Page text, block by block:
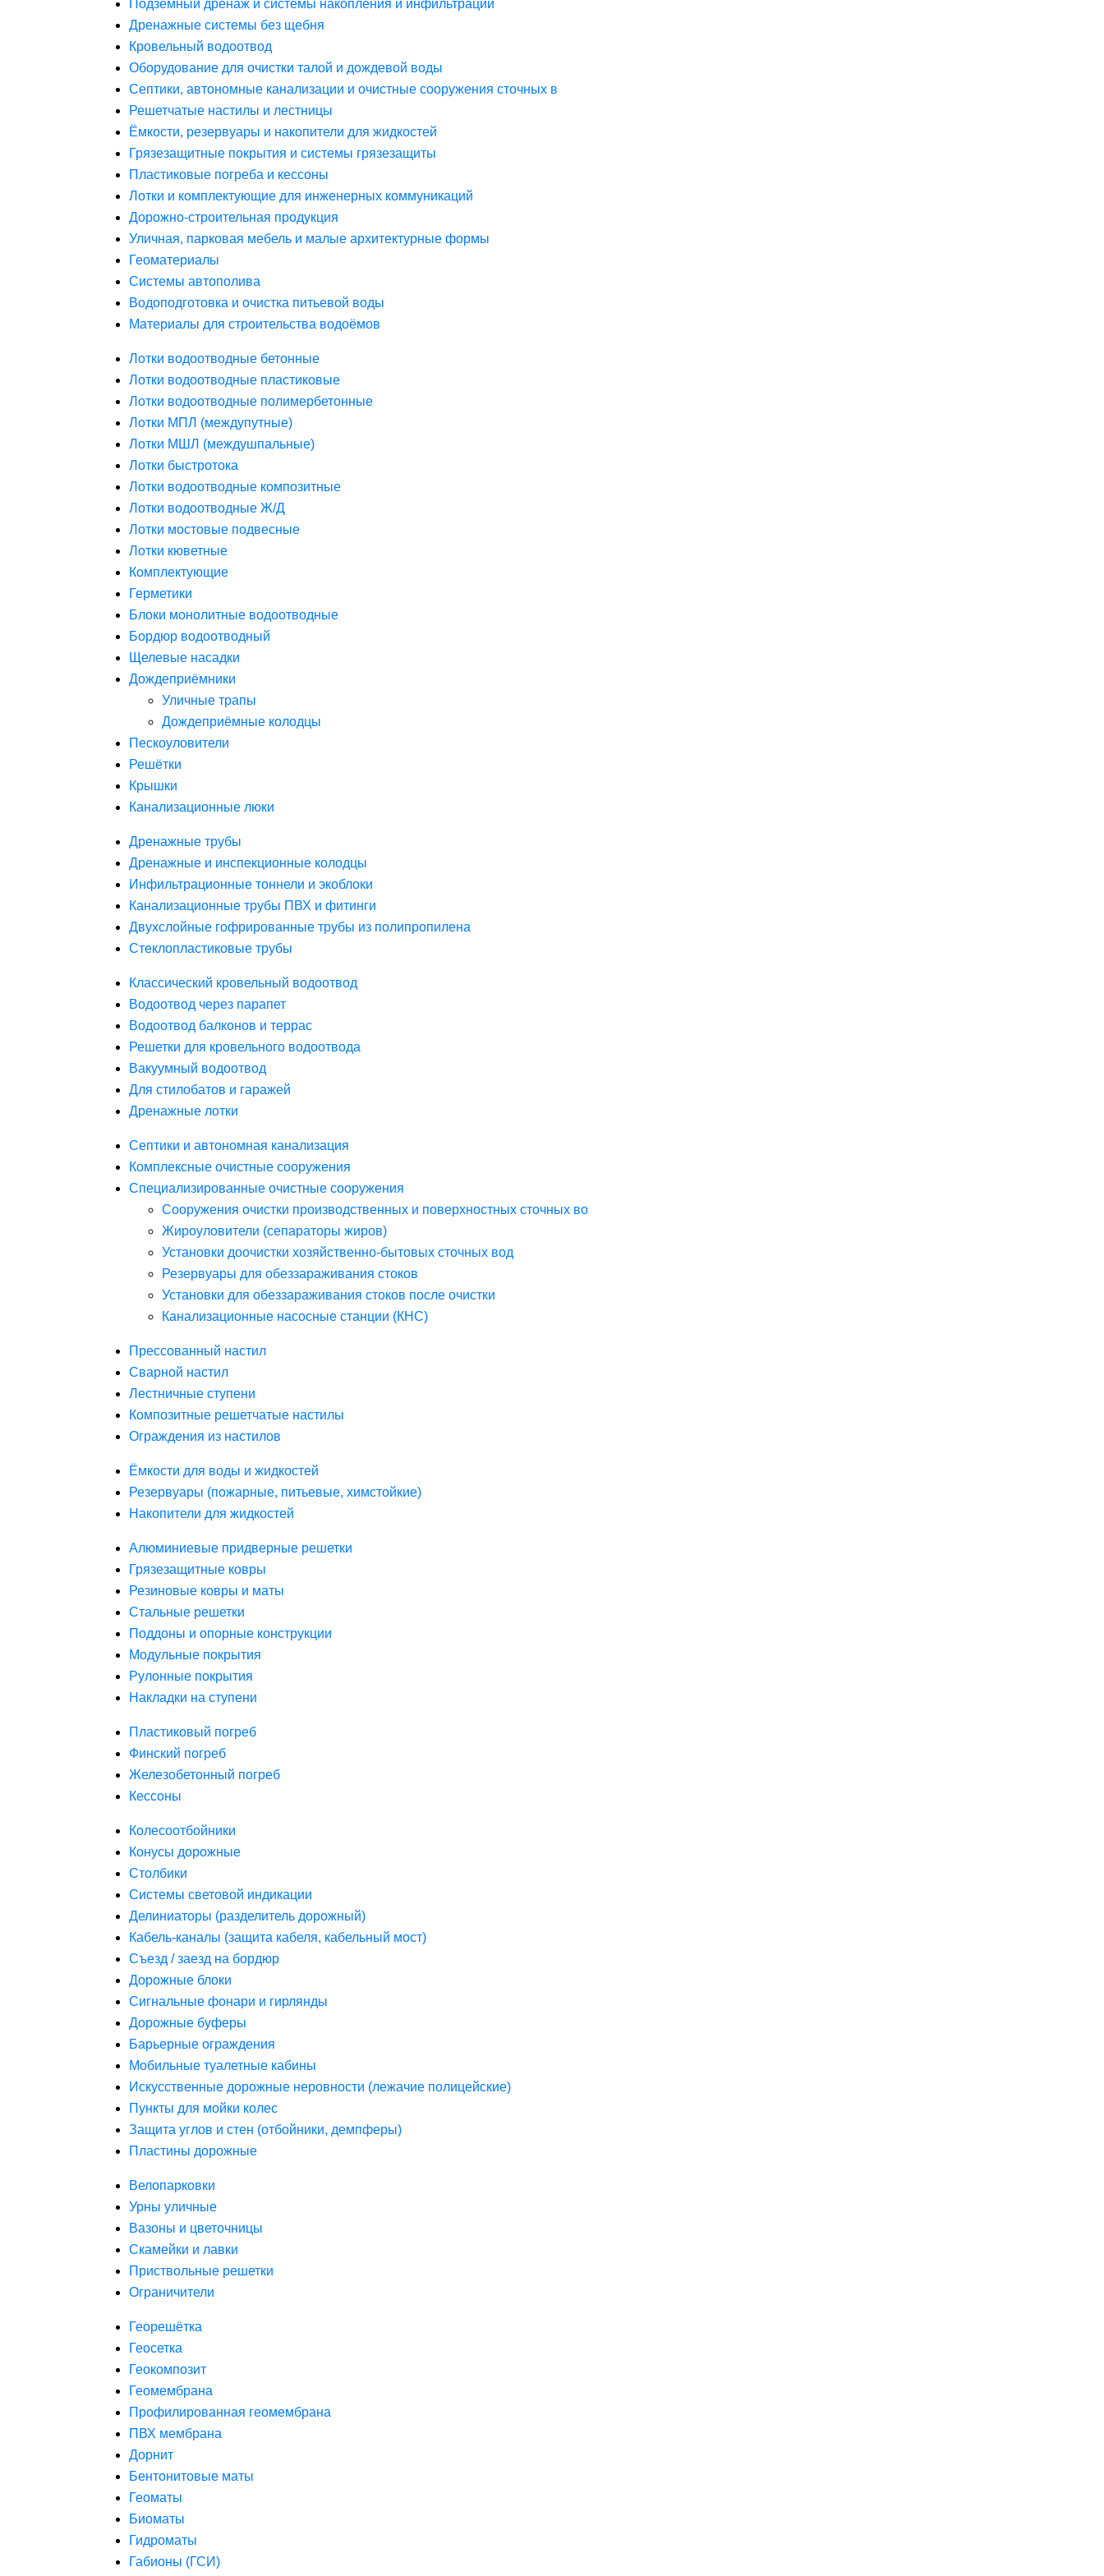
Подземный дренаж и системы накопления и инфильтрации
Дренажные системы без щебня
Кровельный водоотвод
Оборудование для очистки талой и дождевой воды
Септики, автономные канализации и очистные сооружения сточных в
Решетчатые настилы и лестницы
Ёмкости, резервуары и накопители для жидкостей
Грязезащитные покрытия и системы грязезащиты
Пластиковые погреба и кессоны
Лотки и комплектующие для инженерных коммуникаций
Дорожно-строительная продукция
Уличная, парковая мебель и малые архитектурные формы
Геоматериалы
Системы автополива
Водоподготовка и очистка питьевой воды
Материалы для строительства водоёмов
Лотки водоотводные бетонные
Лотки водоотводные пластиковые
Лотки водоотводные полимербетонные
Лотки МПЛ (междупутные)
Лотки МШЛ (междушпальные)
Лотки быстротока
Лотки водоотводные композитные
Лотки водоотводные Ж/Д
Лотки мостовые подвесные
Лотки кюветные
Комплектующие
Герметики
Блоки монолитные водоотводные
Бордюр водоотводный
Щелевые насадки
Дождеприёмники
Уличные трапы
Дождеприёмные колодцы
Пескоуловители
Решётки
Крышки
Канализационные люки
Дренажные трубы
Дренажные и инспекционные колодцы
Инфильтрационные тоннели и экоблоки
Канализационные трубы ПВХ и фитинги
Двухслойные гофрированные трубы из полипропилена
Стеклопластиковые трубы
Классический кровельный водоотвод
Водоотвод через парапет
Водоотвод балконов и террас
Решетки для кровельного водоотвода
Вакуумный водоотвод
Для стилобатов и гаражей
Дренажные лотки
Септики и автономная канализация
Комплексные очистные сооружения
Специализированные очистные сооружения
Сооружения очистки производственных и поверхностных сточных во
Жироуловители (сепараторы жиров)
Установки доочистки хозяйственно-бытовых сточных вод
Резервуары для обеззараживания стоков
Установки для обеззараживания стоков после очистки
Канализационные насосные станции (КНС)
Прессованный настил
Сварной настил
Лестничные ступени
Композитные решетчатые настилы
Ограждения из настилов
Ёмкости для воды и жидкостей
Резервуары (пожарные, питьевые, химстойкие)
Накопители для жидкостей
Алюминиевые придверные решетки
Грязезащитные ковры
Резиновые ковры и маты
Стальные решетки
Поддоны и опорные конструкции
Модульные покрытия
Рулонные покрытия
Накладки на ступени
Пластиковый погреб
Финский погреб
Железобетонный погреб
Кессоны
Колесоотбойники
Конусы дорожные
Столбики
Системы световой индикации
Делиниаторы (разделитель дорожный)
Кабель-каналы (защита кабеля, кабельный мост)
Съезд / заезд на бордюр
Дорожные блоки
Сигнальные фонари и гирлянды
Дорожные буферы
Барьерные ограждения
Мобильные туалетные кабины
Искусственные дорожные неровности (лежачие полицейские)
Пункты для мойки колес
Защита углов и стен (отбойники, демпферы)
Пластины дорожные
Велопарковки
Урны уличные
Вазоны и цветочницы
Скамейки и лавки
Приствольные решетки
Ограничители
Георешётка
Геосетка
Геокомпозит
Геомембрана
Профилированная геомембрана
ПВХ мембрана
Дорнит
Бентонитовые маты
Геоматы
Биоматы
Гидроматы
Габионы (ГСИ)